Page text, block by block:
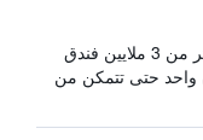
يبحث HotelsCombined في أكثر من 3 ملايين فندق
واحد حتى تتمكن من